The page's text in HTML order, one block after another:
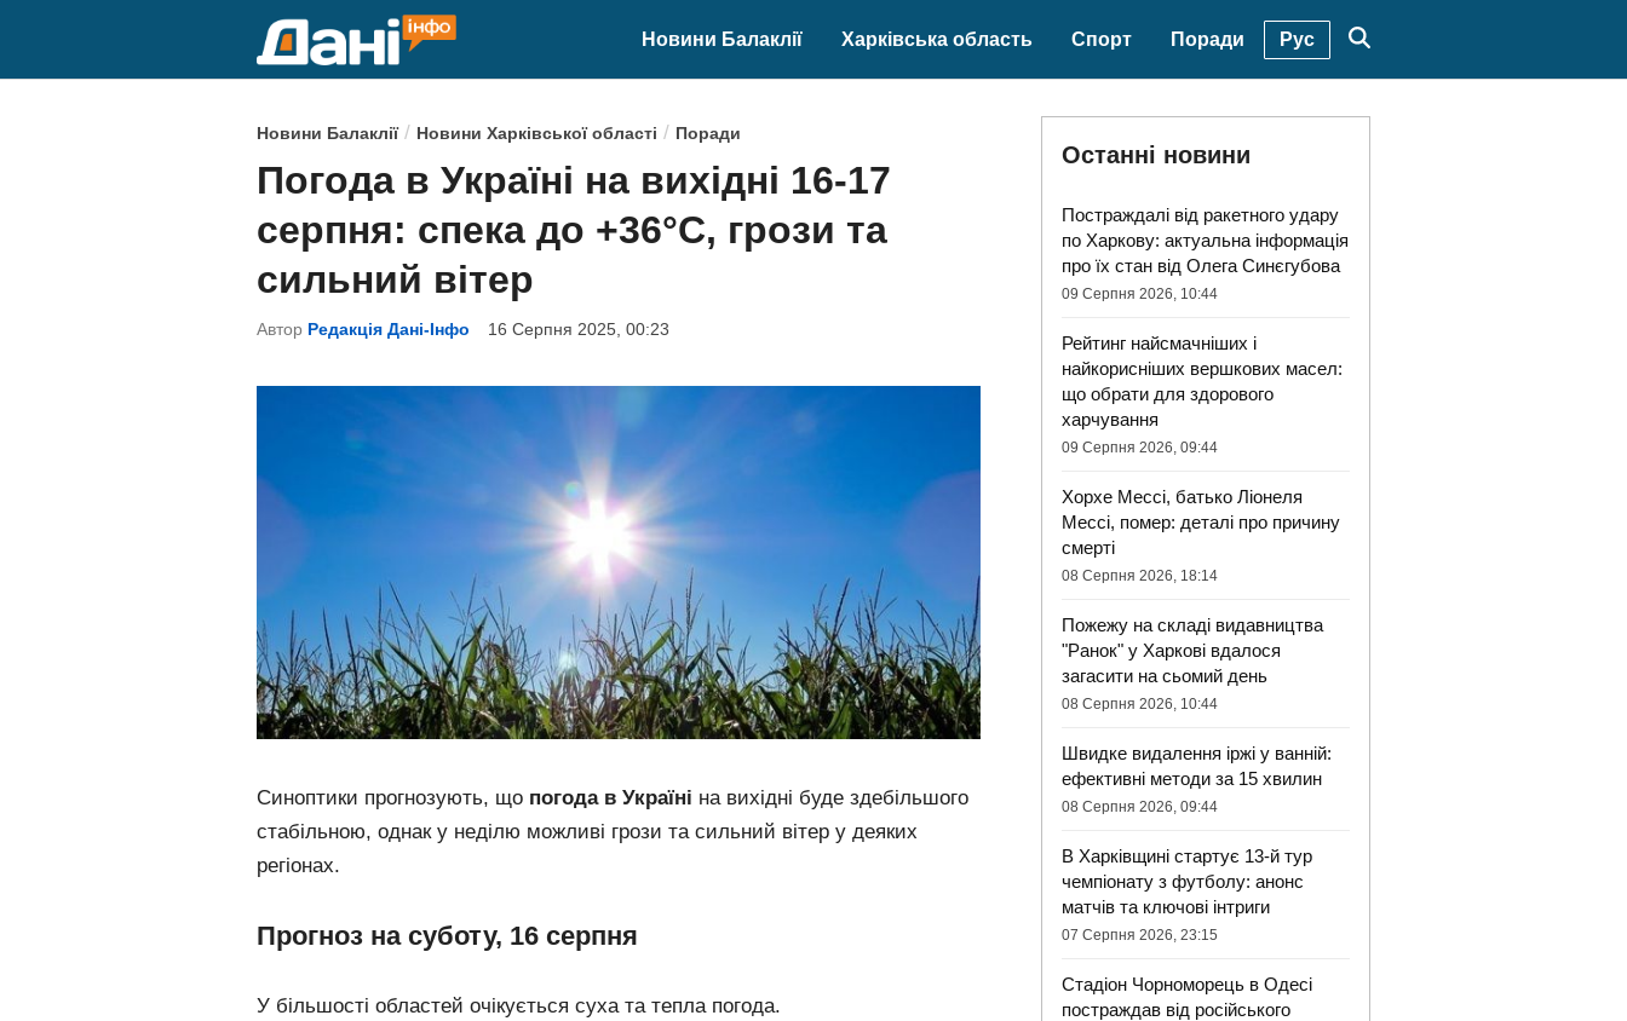
Новини Балаклії Харківська область Спорт Поради Рус
P
o
s
t
e
d
i
Новини Балаклії/ Новини Харківської області / Поради
Погода в Україні на вихідні 16-17
серпня: спека до +36°C, грози та
сильний вітер
Автор Редакція Дані-Інфо 16 Серпня 2025, 00:23
Синоптики прогнозують, що погода в Україні на вихідні буде здебільшого
стабільною, однак у неділю можливі грози та сильний вітер у деяких
регіонах.
Прогноз на суботу, 16 серпня
У більшості областей очікується суха та тепла погода.
Останні новини
Постраждалі від ракетного удару
по Харкову: актуальна інформація
про їх стан від Олега Синєгубова
09 Серпня 2026, 10:44
Рейтинг найсмачніших і
найкорисніших вершкових масел:
що обрати для здорового
харчування
09 Серпня 2026, 09:44
Хорхе Мессі, батько Ліонеля
Мессі, помер: деталі про причину
смерті
08 Серпня 2026, 18:14
Пожежу на складі видавництва
"Ранок" у Харкові вдалося
загасити на сьомий день
08 Серпня 2026, 10:44
Швидке видалення іржі у ванній:
ефективні методи за 15 хвилин
08 Серпня 2026, 09:44
В Харківщині стартує 13-й тур
чемпіонату з футболу: анонс
матчів та ключові інтриги
07 Серпня 2026, 23:15
Стадіон Чорноморець в Одесі
постраждав від російського